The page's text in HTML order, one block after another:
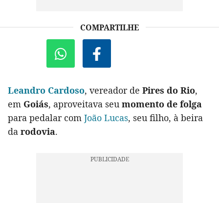
COMPARTILHE
Leandro Cardoso, vereador de Pires do Rio,
em Goiás, aproveitava seu momento de folga
para pedalar com João Lucas, seu filho, à beira
da rodovia.